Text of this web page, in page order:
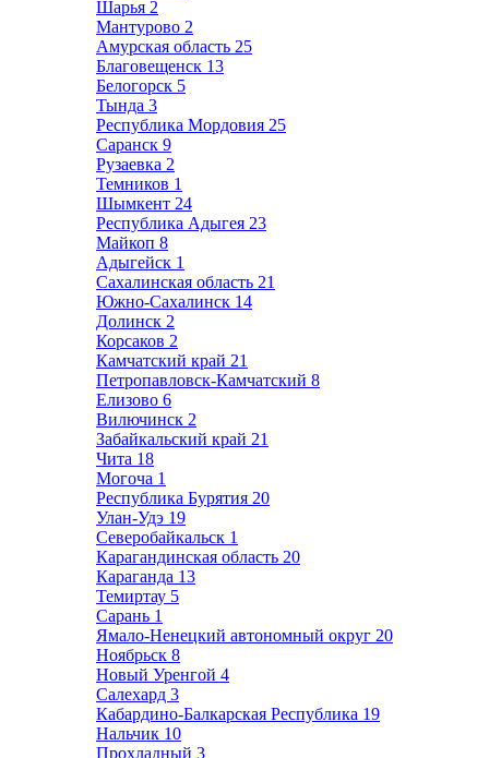
Шарья 2
Мантурово 2
Амурская область 25
Благовещенск 13
Белогорск 5
Тында 3
Республика Мордовия 25
Саранск 9
Рузаевка 2
Темников 1
Шымкент 24
Республика Адыгея 23
Майкоп 8
Адыгейск 1
Сахалинская область 21
Южно-Сахалинск 14
Долинск 2
Корсаков 2
Камчатский край 21
Петропавловск-Камчатский 8
Елизово 6
Вилючинск 2
Забайкальский край 21
Чита 18
Могоча 1
Республика Бурятия 20
Улан-Удэ 19
Северобайкальск 1
Карагандинская область 20
Караганда 13
Темиртау 5
Сарань 1
Ямало-Ненецкий автономный округ 20
Ноябрьск 8
Новый Уренгой 4
Салехард 3
Кабардино-Балкарская Республика 19
Нальчик 10
Прохладный 3